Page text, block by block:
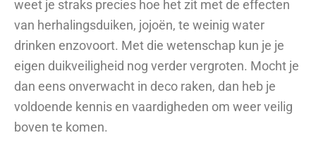
weet je straks precies hoe het zit met de effecten
van herhalingsduiken, jojoën, te weinig water
drinken enzovoort. Met die wetenschap kun je je
eigen duikveiligheid nog verder vergroten. Mocht je
dan eens onverwacht in deco raken, dan heb je
voldoende kennis en vaardigheden om weer veilig
boven te komen.